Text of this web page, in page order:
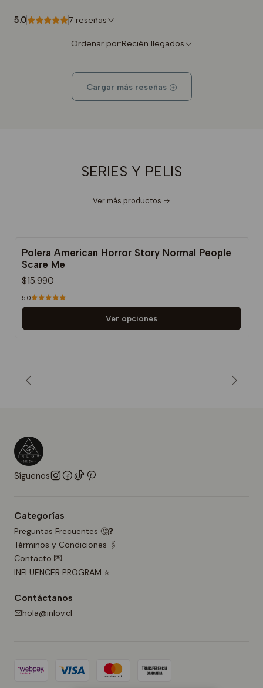
5.0 7 reseñas
Ordenar por:Recién llegados
Cargar más reseñas
SERIES Y PELIS
Ver más productos
Polera American Horror Story Normal People
Scare Me
$15.990
5.0
Ver opciones
Síguenos
Categorías
Preguntas Frecuentes 🤔❓
Términos y Condiciones 🖇️
Contacto 💌
INFLUENCER PROGRAM ⭐
Contáctanos
hola@inlov.cl